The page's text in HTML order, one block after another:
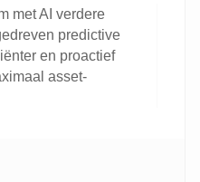
met AI verdere
predictive
en proactief
asset-